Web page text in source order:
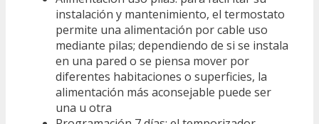
instalación y mantenimiento, el termostato
permite una alimentación por cable uso
mediante pilas; dependiendo de si se instala
en una pared o se piensa mover por
diferentes habitaciones o superficies, la
alimentación más aconsejable puede ser
una u otra